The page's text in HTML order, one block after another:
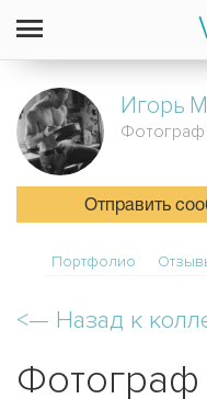
Игорь
Фотограф
Отправить
Портфолио
<— Назад к